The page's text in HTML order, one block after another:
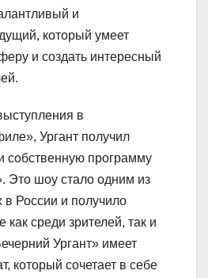
и
который умеет
и создать интересный
в
Ургант получил
собственную программу
Это шоу стало одним из
России и получило
среди зрителей, так и
Ургант» имеет
который сочетает в себе